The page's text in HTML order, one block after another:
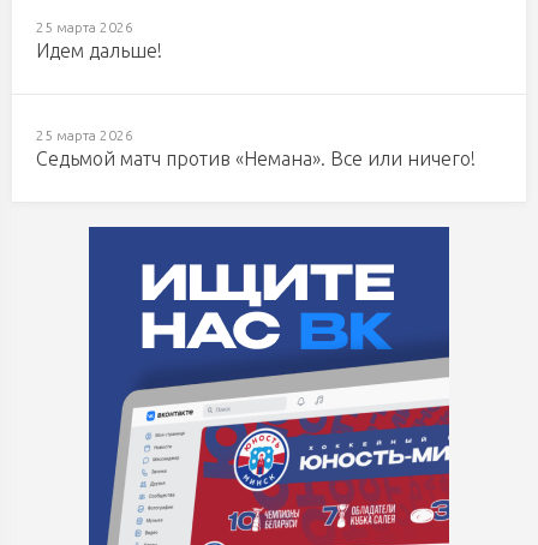
25 марта 2026
Идем дальше!
25 марта 2026
Седьмой матч против «Немана». Все или ничего!